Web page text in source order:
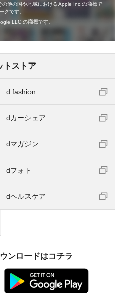
他の国や地域におけるApple Inc.の商標で
クです。
LLC の商標です。
トストア
d fashion
dカーシェア
dマガジン
dフォト
dヘルスケア
ンロードはコチラ